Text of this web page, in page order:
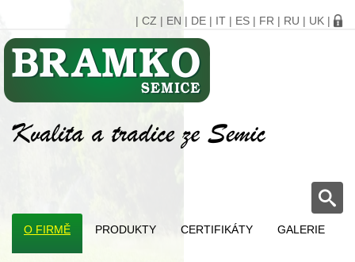
| CZ | EN | DE | IT | ES | FR | RU | UK |
O FIRMĚ PRODUKTY CERTIFIKÁTY GALERIE